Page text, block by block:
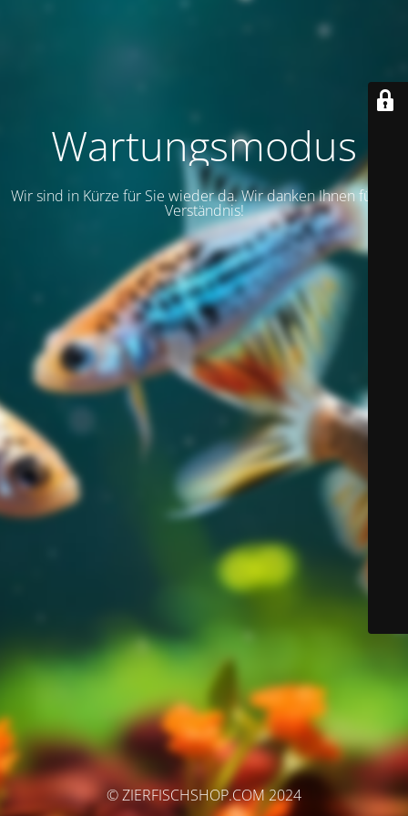
Wartungsmodus
Wir sind in Kürze für Sie wieder da. Wir danken Ihnen für Ihr
Verständnis!
© ZIERFISCHSHOP.COM 2024